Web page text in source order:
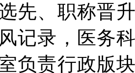
先、职称晋
记录，医务
负责行政版